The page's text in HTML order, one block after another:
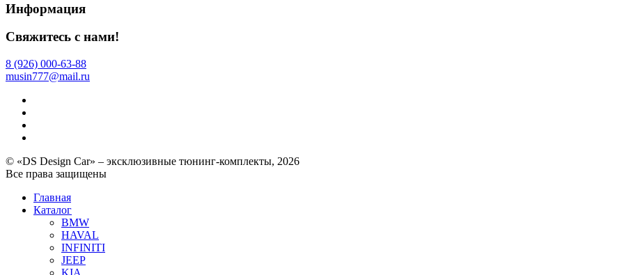
Информация
Свяжитесь с нами!
8 (926) 000-63-88
musin777@mail.ru
© «DS Design Car» – эксклюзивные тюнинг-комплекты, 2026
Все права защищены
Главная
Каталог
BMW
HAVAL
INFINITI
JEEP
KIA